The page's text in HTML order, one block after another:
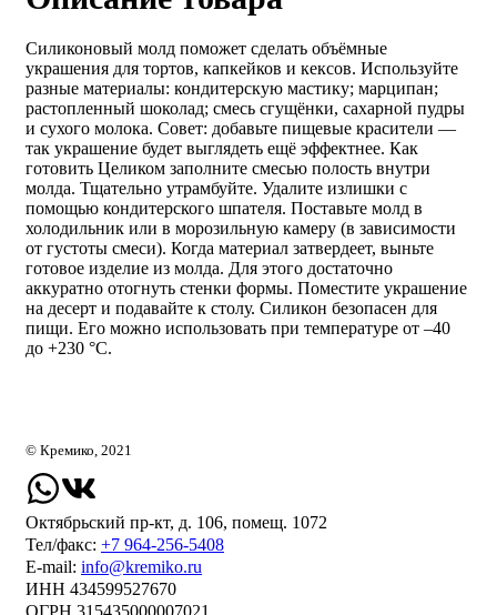
Силиконовый молд поможет сделать объёмные
украшения для тортов, капкейков и кексов. Используйте
разные материалы: кондитерскую мастику; марципан;
растопленный шоколад; смесь сгущёнки, сахарной пудры
и сухого молока. Совет: добавьте пищевые красители —
так украшение будет выглядеть ещё эффектнее. Как
готовить Целиком заполните смесью полость внутри
молда. Тщательно утрамбуйте. Удалите излишки с
помощью кондитерского шпателя. Поставьте молд в
холодильник или в морозильную камеру (в зависимости
от густоты смеси). Когда материал затвердеет, выньте
готовое изделие из молда. Для этого достаточно
аккуратно отогнуть стенки формы. Поместите украшение
на десерт и подавайте к столу. Силикон безопасен для
пищи. Его можно использовать при температуре от –40
до +230 °C.
© Кремико, 2021
Октябрьский пр-кт, д. 106, помещ. 1072
Тел/факс: +7 964-256-5408
Е-mail: info@kremiko.ru
ИНН 434599527670